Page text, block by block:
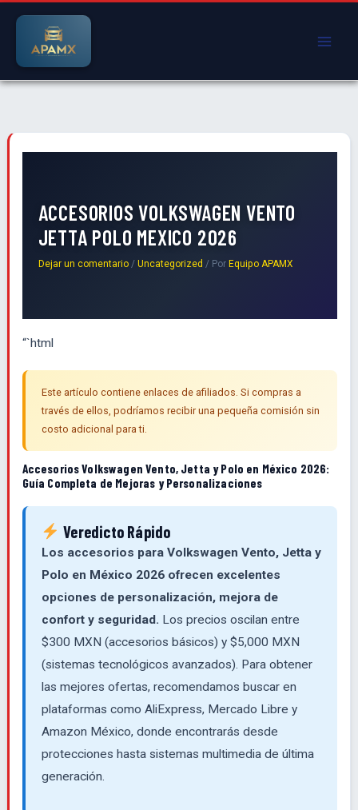
contenido
ACCESORIOS VOLKSWAGEN VENTO
JETTA POLO MEXICO 2026
Dejar un comentario / Uncategorized / Por Equipo APAMX
“`html
Este artículo contiene enlaces de afiliados. Si compras a
través de ellos, podríamos recibir una pequeña comisión sin
costo adicional para ti.
Accesorios Volkswagen Vento, Jetta y Polo en México 2026:
Guía Completa de Mejoras y Personalizaciones
Veredicto Rápido
Los accesorios para Volkswagen Vento, Jetta y
Polo en México 2026 ofrecen excelentes
opciones de personalización, mejora de
confort y seguridad. Los precios oscilan entre
$300 MXN (accesorios básicos) y $5,000 MXN
(sistemas tecnológicos avanzados). Para obtener
las mejores ofertas, recomendamos buscar en
plataformas como AliExpress, Mercado Libre y
Amazon México, donde encontrarás desde
protecciones hasta sistemas multimedia de última
generación.